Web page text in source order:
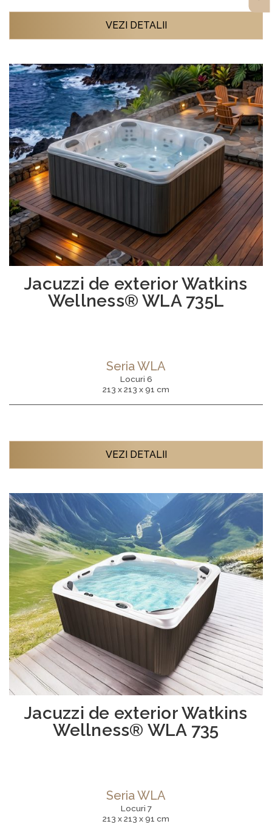
VEZI DETALII
Jacuzzi de exterior Watkins
Wellness® WLA 735L
Seria WLA
Locuri 6
213 x 213 x 91 cm
VEZI DETALII
Jacuzzi de exterior Watkins
Wellness® WLA 735
Seria WLA
Locuri 7
213 x 213 x 91 cm